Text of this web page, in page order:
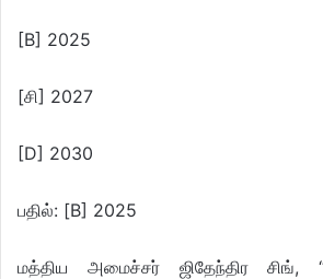
[B] 2025
[சி] 2027
[D] 2030
பதில்: [B] 2025
மத்திய அமைச்சர் ஜிதேந்திர சிங்,